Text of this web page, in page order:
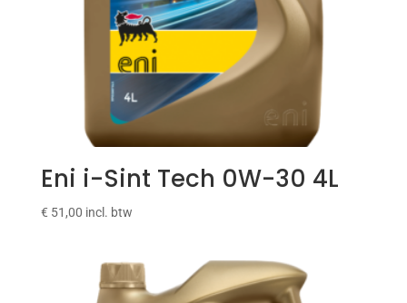
Eni i-Sint Tech 0W-30 4L
€ 51,00 incl. btw